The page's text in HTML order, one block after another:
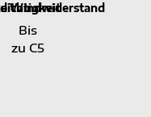
Windwiderstand
Bis
zu C5